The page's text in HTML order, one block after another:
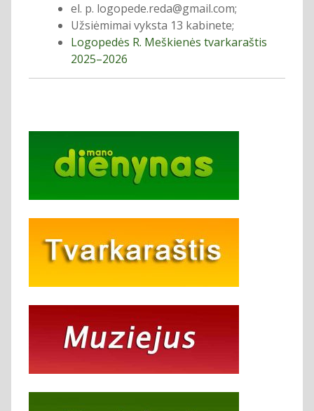
el. p. logopede.reda@gmail.com;
Užsiėmimai vyksta 13 kabinete;
Logopedės R. Meškienės tvarkaraštis
2025–2026